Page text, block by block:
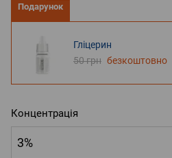
Подарунок
Гліцерин
50 грн безкоштовно
Концентрація
3%